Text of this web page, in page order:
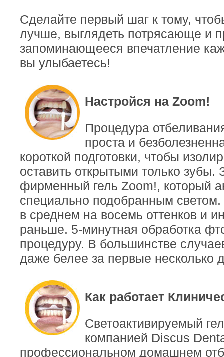
Сделайте первый шаг к тому,
лучше, выглядеть потрясающе и
запоминающееся впечатление
вы улыбаетесь!
Настройся на Zoom!
Процедура
проста и
короткой подготовки, чтобы
оставить открытыми только зубы.
фирменный гель Zoom!, который
специально подобранным
в среднем на восемь оттенков и
раньше. 5-минутная обработка
процедуру. В большинстве
даже белее за первые несколько
Как работает
Светоактивируемый
компанией Discus
профессиональном домашнем